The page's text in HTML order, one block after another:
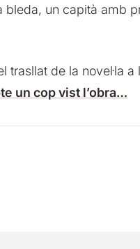
bleda, un capità amb
de la novel·la a
un cop vist l’obra…